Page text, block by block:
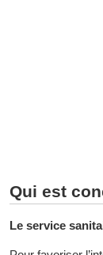
Qui est
Le service